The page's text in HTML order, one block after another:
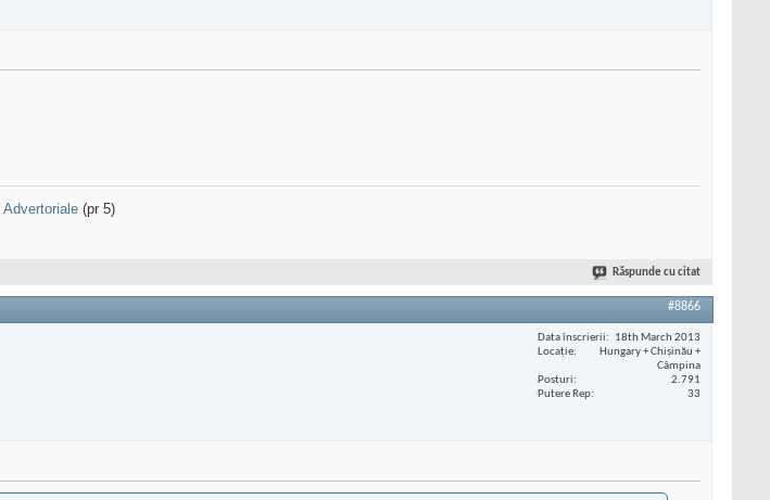
Advertoriale (pr 5)
Răspunde cu citat
#8866
Data înscrierii
18th March 2013
Locaţie
Hungary + Chișinău +
Câmpina
Posturi
2.791
Putere Rep
33